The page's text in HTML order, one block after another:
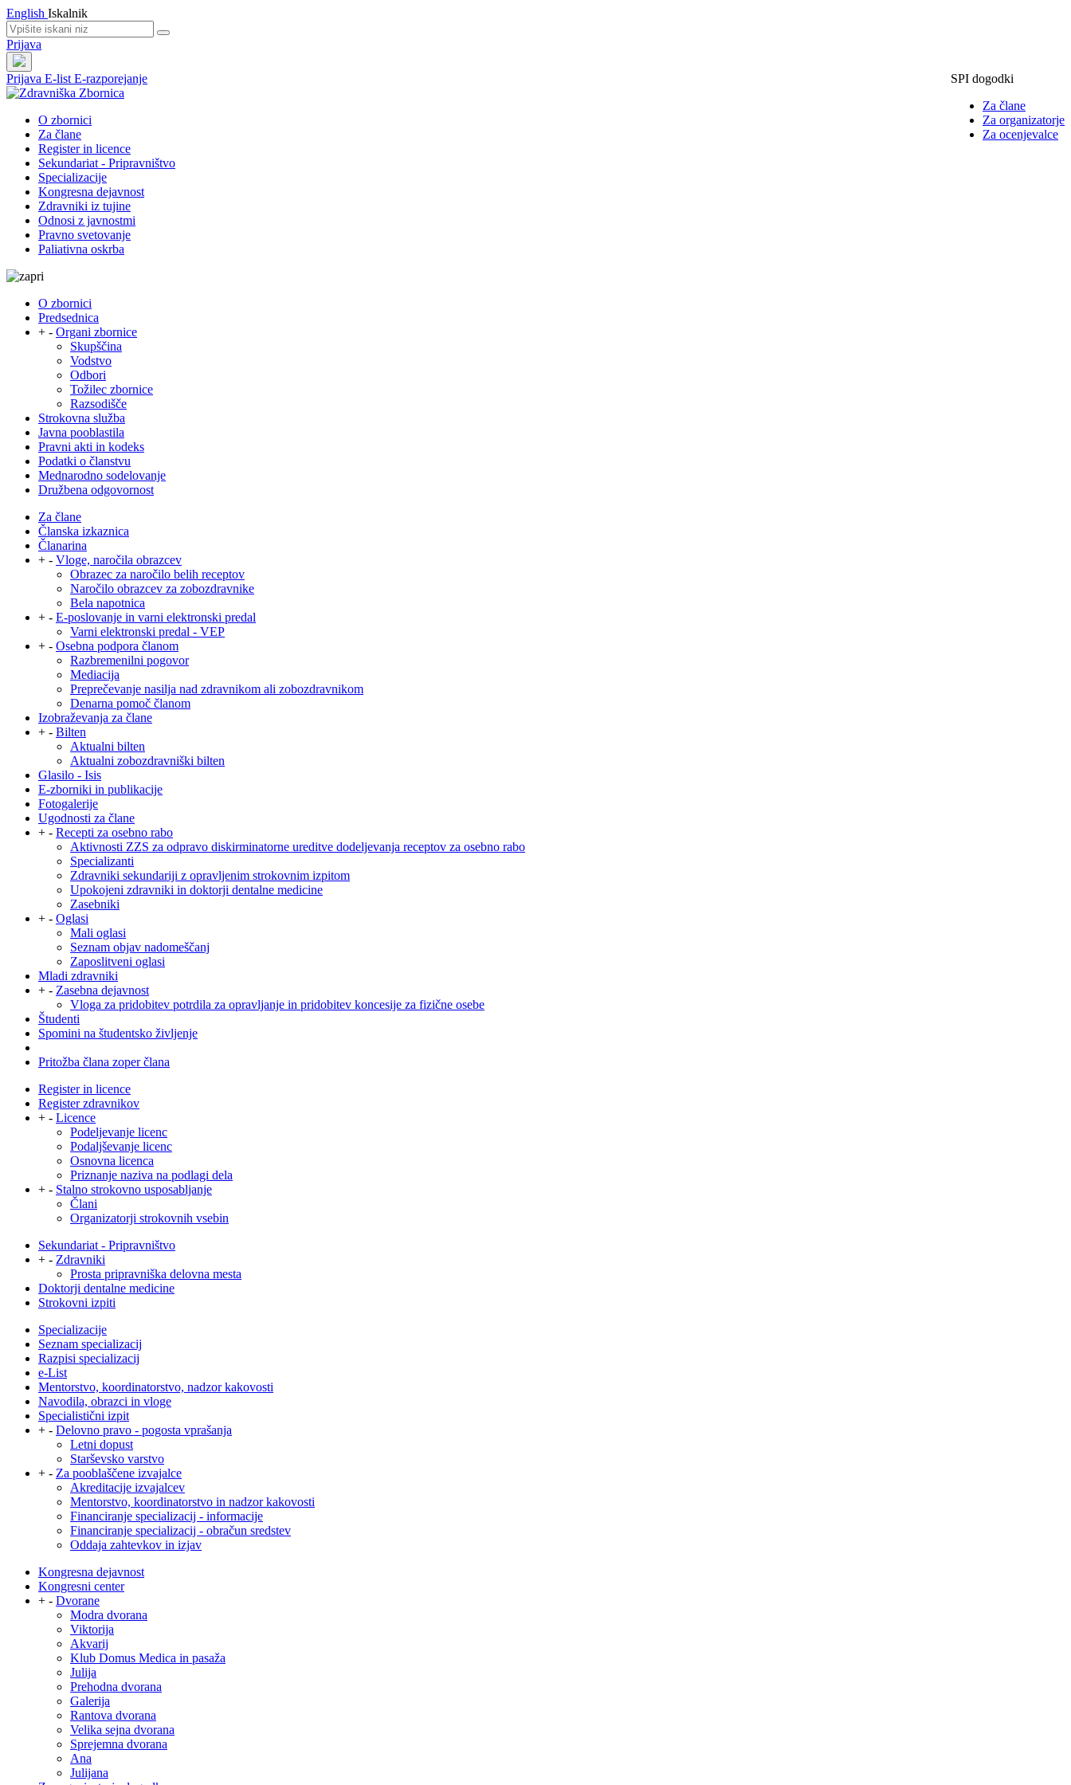
English Iskalnik
Prijava
Prijava
SPI dogodki
Za člane
Za organizatorje
Za ocenjevalce
E-list E-razporejanje
O zbornici
Za člane
Register in licence
Sekundariat - Pripravništvo
Specializacije
Kongresna dejavnost
Zdravniki iz tujine
Odnosi z javnostmi
Pravno svetovanje
Paliativna oskrba
O zbornici
Predsednica
+ - Organi zbornice
Skupščina
Vodstvo
Odbori
Tožilec zbornice
Razsodišče
Strokovna služba
Javna pooblastila
Pravni akti in kodeks
Podatki o članstvu
Mednarodno sodelovanje
Družbena odgovornost
Za člane
Članska izkaznica
Članarina
+ - Vloge, naročila obrazcev
Obrazec za naročilo belih receptov
Naročilo obrazcev za zobozdravnike
Bela napotnica
+ - E-poslovanje in varni elektronski predal
Varni elektronski predal - VEP
+ - Osebna podpora članom
Razbremenilni pogovor
Mediacija
Preprečevanje nasilja nad zdravnikom ali zobozdravnikom
Denarna pomoč članom
Izobraževanja za člane
+ - Bilten
Aktualni bilten
Aktualni zobozdravniški bilten
Glasilo - Isis
E-zborniki in publikacije
Fotogalerije
Ugodnosti za člane
+ - Recepti za osebno rabo
Aktivnosti ZZS za odpravo diskirminatorne ureditve dodeljevanja receptov za osebno rabo
Specializanti
Zdravniki sekundariji z opravljenim strokovnim izpitom
Upokojeni zdravniki in doktorji dentalne medicine
Zasebniki
+ - Oglasi
Mali oglasi
Seznam objav nadomeščanj
Zaposlitveni oglasi
Mladi zdravniki
+ - Zasebna dejavnost
Vloga za pridobitev potrdila za opravljanje in pridobitev koncesije za fizične osebe
Študenti
Spomini na študentsko življenje
Pritožba člana zoper člana
Register in licence
Register zdravnikov
+ - Licence
Podeljevanje licenc
Podaljševanje licenc
Osnovna licenca
Priznanje naziva na podlagi dela
+ - Stalno strokovno usposabljanje
Člani
Organizatorji strokovnih vsebin
Sekundariat - Pripravništvo
+ - Zdravniki
Prosta pripravniška delovna mesta
Doktorji dentalne medicine
Strokovni izpiti
Specializacije
Seznam specializacij
Razpisi specializacij
e-List
Mentorstvo, koordinatorstvo, nadzor kakovosti
Navodila, obrazci in vloge
Specialistični izpit
+ - Delovno pravo - pogosta vprašanja
Letni dopust
Starševsko varstvo
+ - Za pooblaščene izvajalce
Akreditacije izvajalcev
Mentorstvo, koordinatorstvo in nadzor kakovosti
Financiranje specializacij - informacije
Financiranje specializacij - obračun sredstev
Oddaja zahtevkov in izjav
Kongresna dejavnost
Kongresni center
+ - Dvorane
Modra dvorana
Viktorija
Akvarij
Klub Domus Medica in pasaža
Julija
Prehodna dvorana
Galerija
Rantova dvorana
Velika sejna dvorana
Sprejemna dvorana
Ana
Julijana